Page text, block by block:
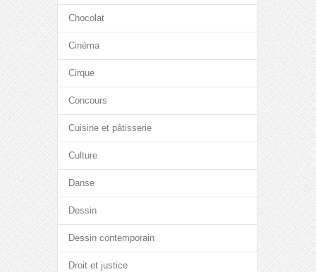
Chocolat
Cinéma
Cirque
Concours
Cuisine et pâtisserie
Culture
Danse
Dessin
Dessin contemporain
Droit et justice